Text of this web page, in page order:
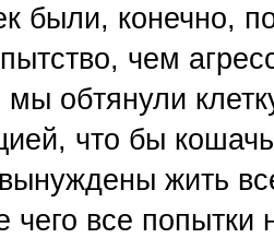
были, конечно,
чем
мы обтянули
что бы
жить
чего все попытки